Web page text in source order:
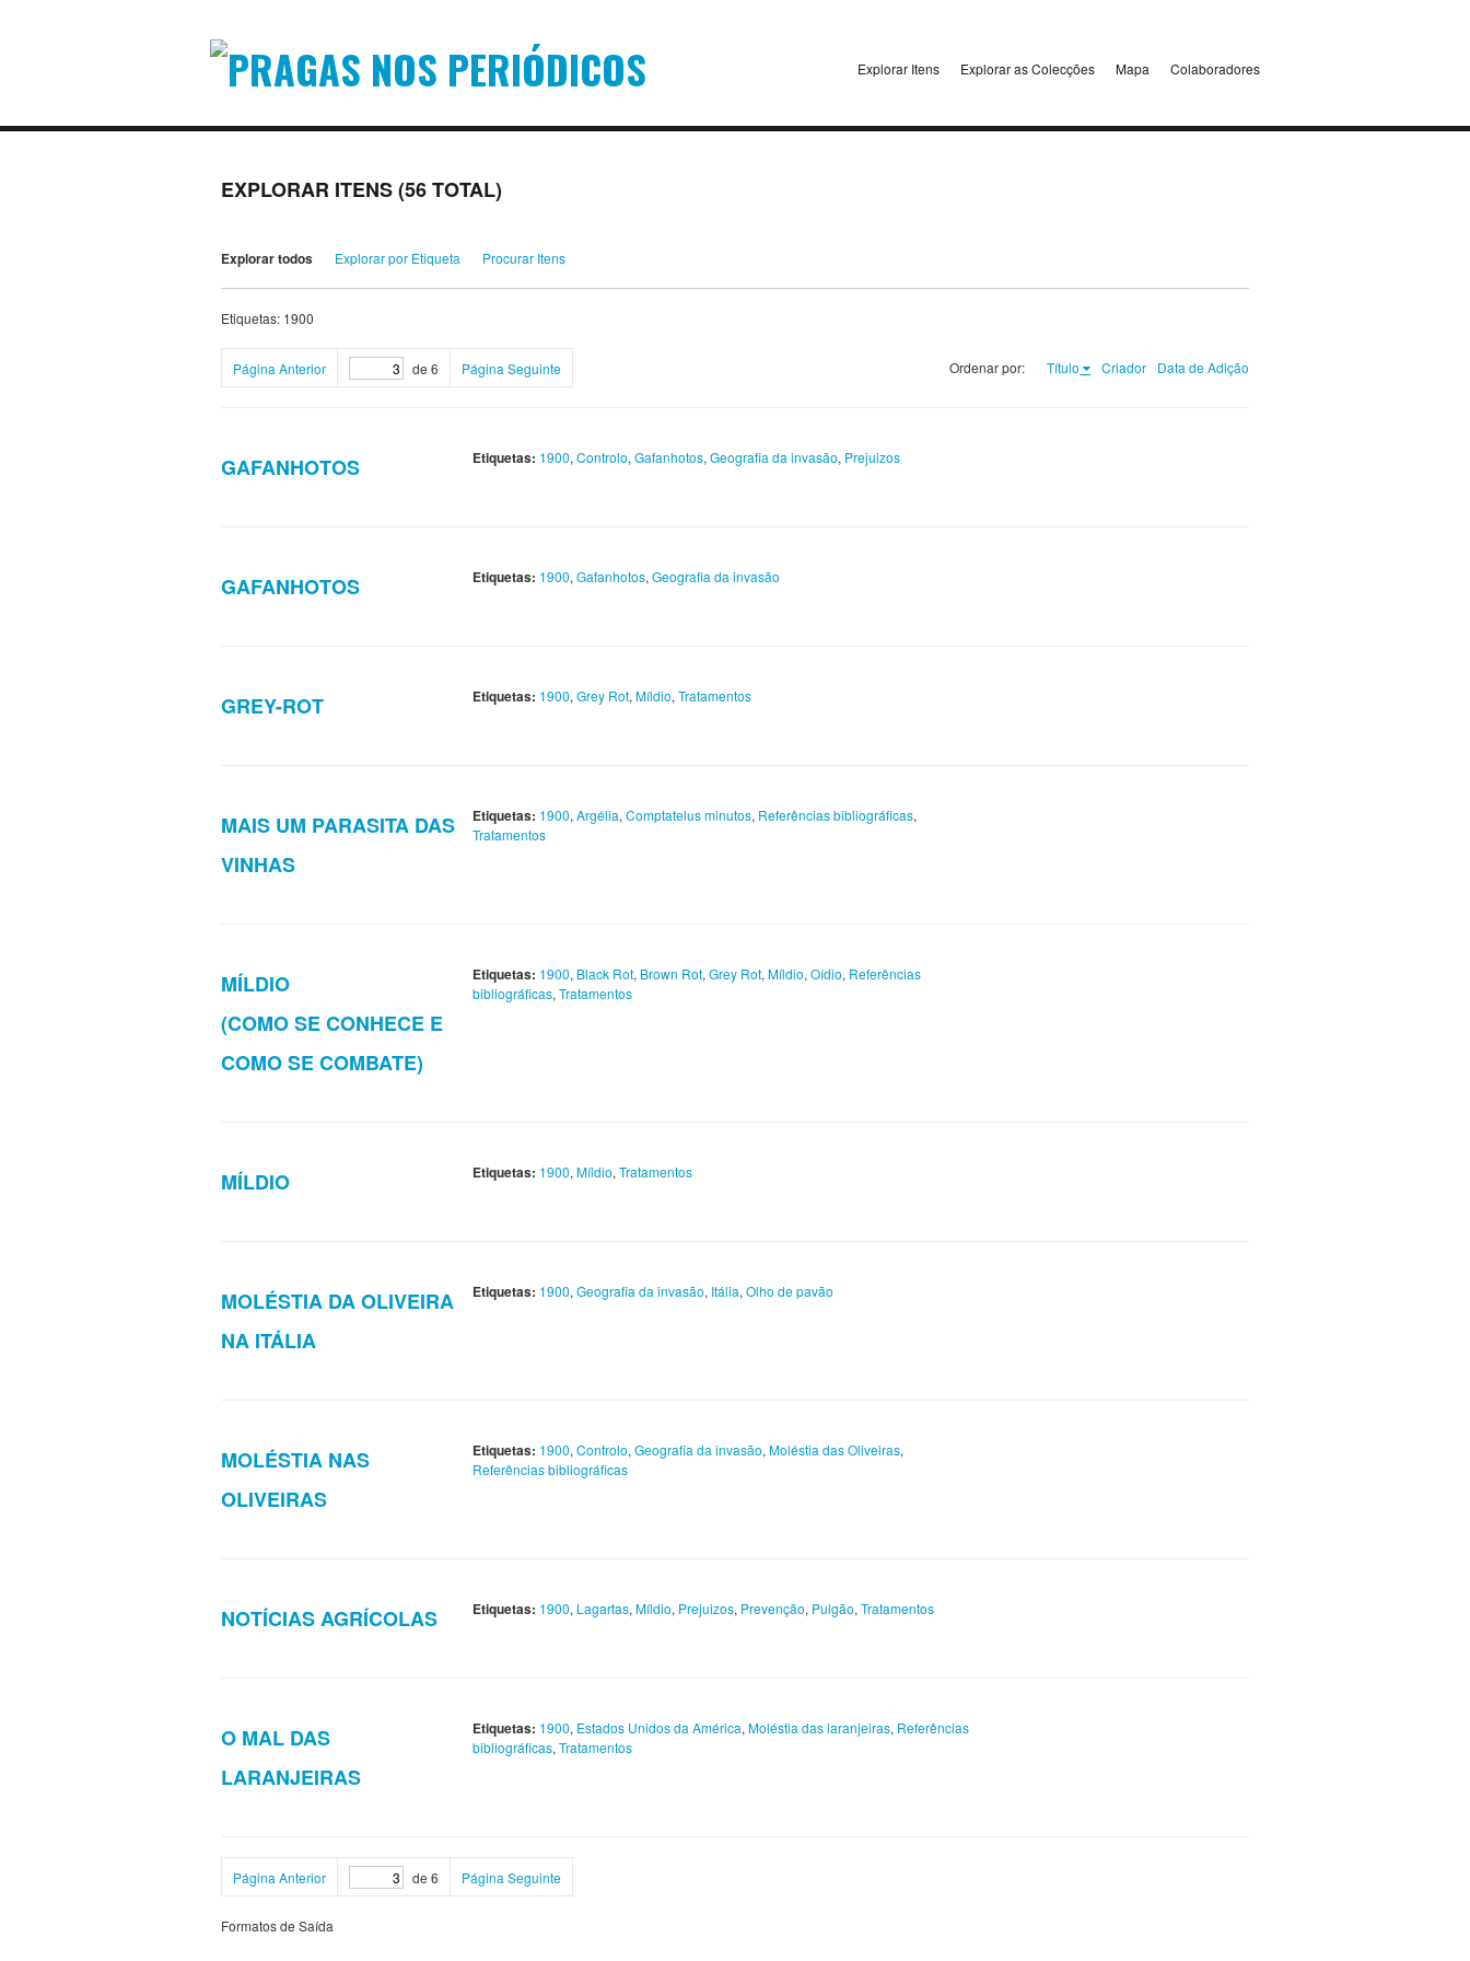
Explorar Itens Explorar as Colecções Mapa Colaboradores
EXPLORAR ITENS (56 TOTAL)
Explorar todos Explorar por Etiqueta Procurar Itens
Etiquetas: 1900
Página Anterior de 6 Página Seguinte Ordenar por: Título Criador Data de Adição
GAFANHOTOS Etiquetas: 1900, Controlo, Gafanhotos, Geografia da invasão, Prejuizos
GAFANHOTOS Etiquetas: 1900, Gafanhotos, Geografia da invasão
GREY-ROT Etiquetas: 1900, Grey Rot, Míldio, Tratamentos
MAIS UM PARASITA DAS
VINHAS
Etiquetas: 1900, Argélia, Comptatelus minutos, Referências bibliográficas,
Tratamentos
MÍLDIO
(COMO SE CONHECE E
COMO SE COMBATE)
Etiquetas: 1900, Black Rot, Brown Rot, Grey Rot, Míldio, Oídio, Referências
bibliográficas, Tratamentos
MÍLDIO Etiquetas: 1900, Míldio, Tratamentos
MOLÉSTIA DA OLIVEIRA
NA ITÁLIA
Etiquetas: 1900, Geografia da invasão, Itália, Olho de pavão
MOLÉSTIA NAS
OLIVEIRAS
Etiquetas: 1900, Controlo, Geografia da invasão, Moléstia das Oliveiras,
Referências bibliográficas
NOTÍCIAS AGRÍCOLAS Etiquetas: 1900, Lagartas, Míldio, Prejuizos, Prevenção, Pulgão, Tratamentos
O MAL DAS
LARANJEIRAS
Etiquetas: 1900, Estados Unidos da América, Moléstia das laranjeiras, Referências
bibliográficas, Tratamentos
Página Anterior de 6 Página Seguinte
Formatos de Saída